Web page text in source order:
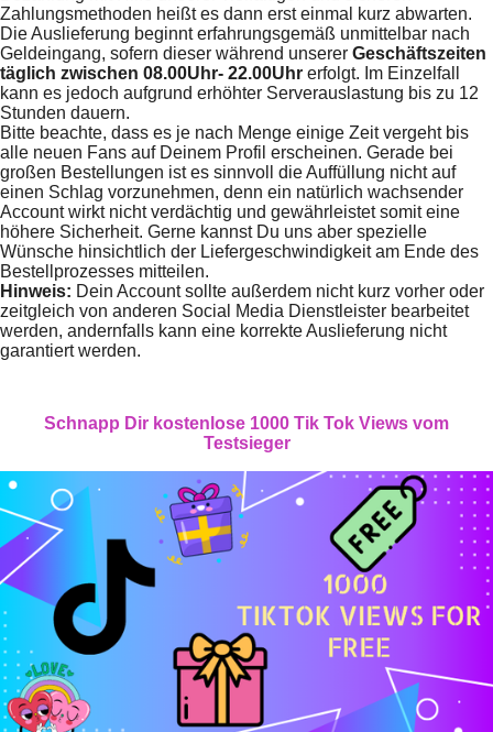
Zahlungsmethoden heißt es dann erst einmal kurz abwarten.
Die Auslieferung beginnt erfahrungsgemäß unmittelbar nach
Geldeingang, sofern dieser während unserer Geschäftszeiten
täglich zwischen 08.00Uhr- 22.00Uhr erfolgt. Im Einzelfall
kann es jedoch aufgrund erhöhter Serverauslastung bis zu 12
Stunden dauern.
Bitte beachte, dass es je nach Menge einige Zeit vergeht bis
alle neuen Fans auf Deinem Profil erscheinen. Gerade bei
großen Bestellungen ist es sinnvoll die Auffüllung nicht auf
einen Schlag vorzunehmen, denn ein natürlich wachsender
Account wirkt nicht verdächtig und gewährleistet somit eine
höhere Sicherheit. Gerne kannst Du uns aber spezielle
Wünsche hinsichtlich der Liefergeschwindigkeit am Ende des
Bestellprozesses mitteilen.
Hinweis: Dein Account sollte außerdem nicht kurz vorher oder
zeitgleich von anderen Social Media Dienstleister bearbeitet
werden, andernfalls kann eine korrekte Auslieferung nicht
garantiert werden.
Schnapp Dir kostenlose 1000 Tik Tok Views vom
Testsieger